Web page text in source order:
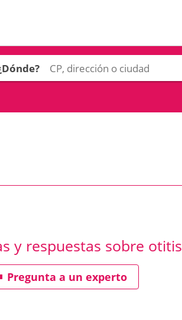
y respuestas sobre otitis
Pregunta a un experto